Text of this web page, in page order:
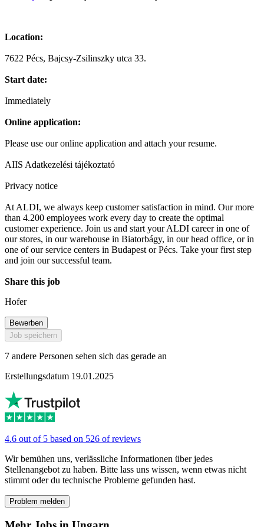
Location:
7622 Pécs, Bajcsy-Zsilinszky utca 33.
Start date:
Immediately
Online application:
Please use our online application and attach your resume.
AIIS Adatkezelési tájékoztató
Privacy notice
At ALDI, we always keep customer satisfaction in mind. Our more
than 4.200 employees work every day to create the optimal
customer experience. Join us and start your ALDI career in one of
our stores, in our warehouse in Biatorbágy, in our head office, or in
one of our service centers in Budapest or Pécs. Take your first step
and join our successful team.
Share this job
Hofer
Bewerben
Job speichern
7 andere Personen sehen sich das gerade an
Erstellungsdatum 19.01.2025
4.6 out of 5 based on 526 of reviews
Wir bemühen uns, verlässliche Informationen über jedes
Stellenangebot zu haben. Bitte lass uns wissen, wenn etwas nicht
stimmt oder du technische Probleme gefunden hast.
Problem melden